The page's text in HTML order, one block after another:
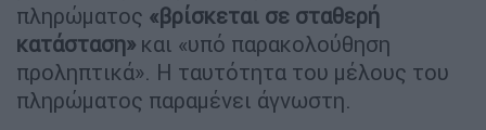
πληρώματος «βρίσκεται σε σταθερή
κατάσταση» και «υπό παρακολούθηση
προληπτικά». Η ταυτότητα του μέλους του
πληρώματος παραμένει άγνωστη.